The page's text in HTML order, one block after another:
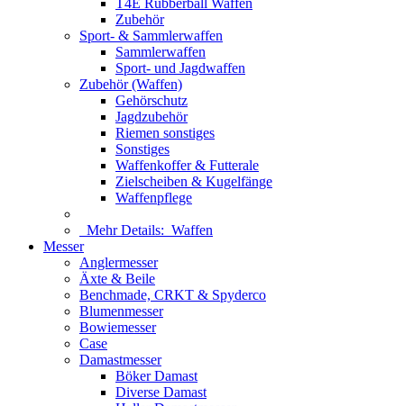
T4E Rubberball Waffen
Zubehör
Sport- & Sammlerwaffen
Sammlerwaffen
Sport- und Jagdwaffen
Zubehör (Waffen)
Gehörschutz
Jagdzubehör
Riemen sonstiges
Sonstiges
Waffenkoffer & Futterale
Zielscheiben & Kugelfänge
Waffenpflege
Mehr Details: Waffen
Messer
Anglermesser
Äxte & Beile
Benchmade, CRKT & Spyderco
Blumenmesser
Bowiemesser
Case
Damastmesser
Böker Damast
Diverse Damast